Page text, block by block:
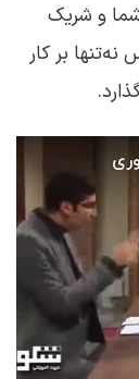
و شریک
بر کار